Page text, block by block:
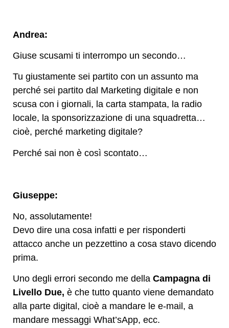
Andrea:
Giuse scusami ti interrompo un secondo…
Tu giustamente sei partito con un assunto ma
perché sei partito dal Marketing digitale e non
scusa con i giornali, la carta stampata, la radio
locale, la sponsorizzazione di una squadretta…
cioè, perché marketing digitale?
Perché sai non è così scontato…
Giuseppe:
No, assolutamente!
Devo dire una cosa infatti e per risponderti
attacco anche un pezzettino a cosa stavo dicendo
prima.
Uno degli errori secondo me della Campagna di
Livello Due, è che tutto quanto viene demandato
alla parte digital, cioè a mandare le e-mail, a
mandare messaggi What’sApp, ecc.